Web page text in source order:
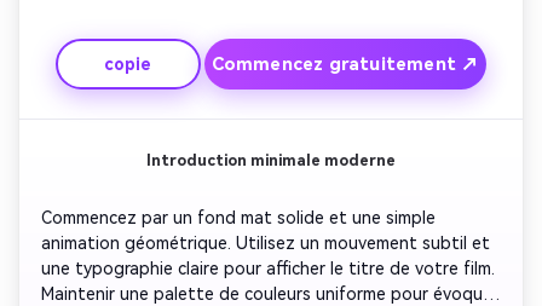
soulever émotionnellement. Terminez avec un logo et un
slogan clair dans une typographie frappante.
copie Commencez gratuitement ↗
Introduction minimale moderne
Commencez par un fond mat solide et une simple
animation géométrique. Utilisez un mouvement subtil et
une typographie claire pour afficher le titre de votre film.
Maintenir une palette de couleurs uniforme pour évoquer